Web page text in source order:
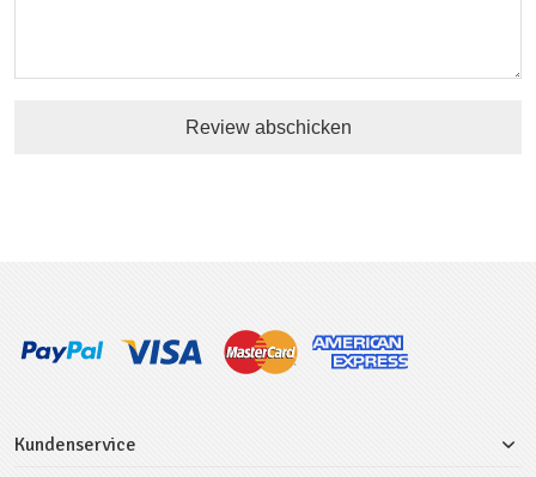
Review abschicken
Kundenservice